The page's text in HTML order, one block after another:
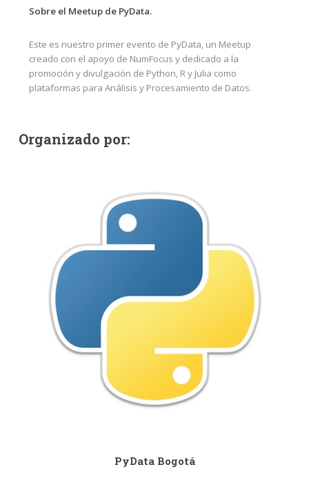
Sobre el Meetup de PyData.
Este es nuestro primer evento de PyData, un Meetup
creado con el apoyo de NumFocus y dedicado a la
promoción y divulgación de Python, R y Julia como
plataformas para Análisis y Procesamiento de Datos.
Organizado por:
PyData Bogotá